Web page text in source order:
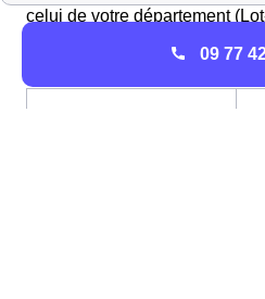
celui de votre département
Joindre ErDF à Nérac, selon
09 77